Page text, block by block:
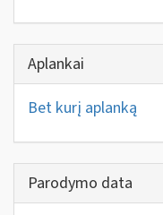
Aplankai
Bet kurį aplanką
Parodymo data